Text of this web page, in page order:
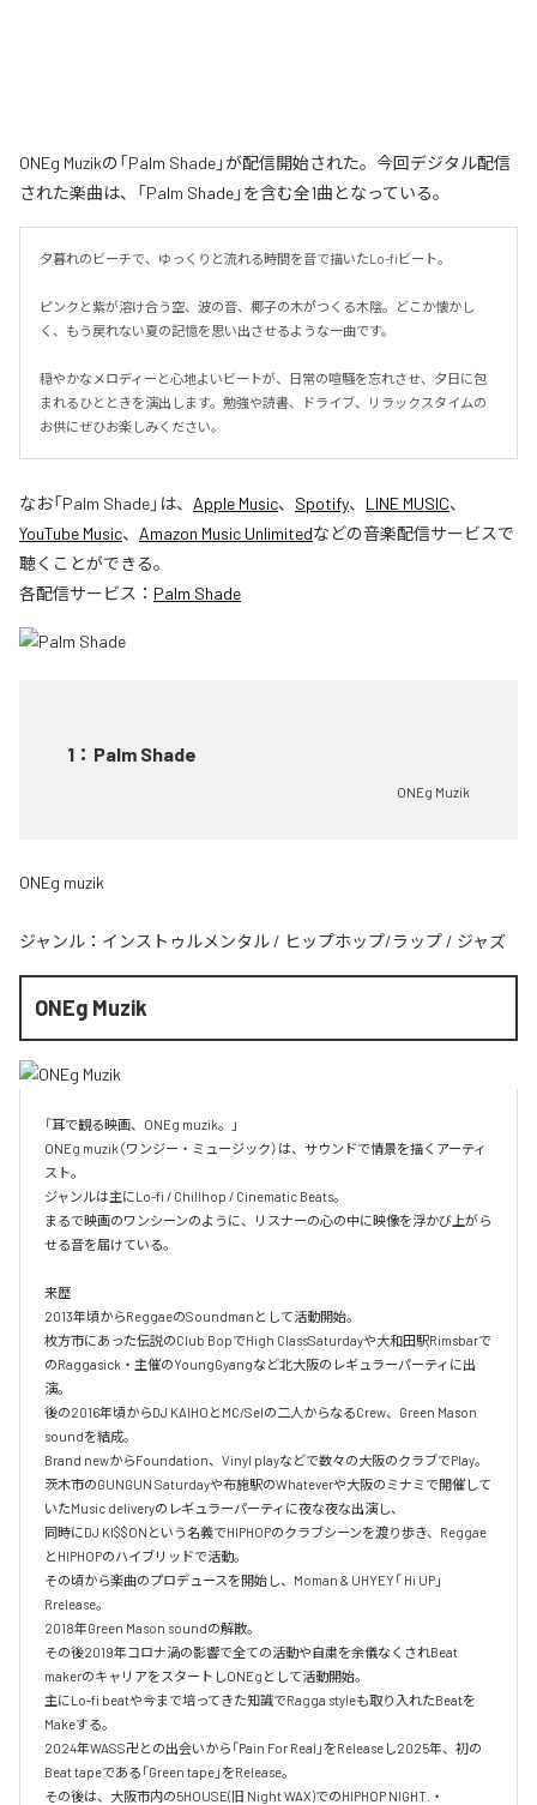
ONEg Muzikの「Palm Shade」が配信開始された。今回デジタル配信
された楽曲は、「Palm Shade」を含む全1曲となっている。
夕暮れのビーチで、ゆっくりと流れる時間を音で描いたLo-fiビート。
ピンクと紫が溶け合う空、波の音、椰子の木がつくる木陰。どこか懐かし
く、もう戻れない夏の記憶を思い出させるような一曲です。
穏やかなメロディーと心地よいビートが、日常の喧騒を忘れさせ、夕日に包
まれるひとときを演出します。勉強や読書、ドライブ、リラックスタイムの
お供にぜひお楽しみください。
なお「Palm Shade」は、 Apple Music、 Spotify、 LINE MUSIC、
YouTube Music、 Amazon Music Unlimitedなどの音楽配信サービスで
聴くことができる。
各配信サービス： Palm Shade
1 ： Palm Shade
ONEg Muzik
ONEg muzik
ジャンル： インストゥルメンタル / ヒップホップ/ラップ / ジャズ
ONEg Muzik
「耳で観る映画、ONEg muzik。」
ONEg muzik（ワンジー・ミュージック）は、サウンドで情景を描くアーティ
スト。
ジャンルは主にLo-fi / Chillhop / Cinematic Beats。
まるで映画のワンシーンのように、リスナーの心の中に映像を浮かび上がら
せる音を届けている。
来歴
2013年頃からReggaeのSoundmanとして活動開始。
枚方市にあった伝説のClub BopでHigh ClassSaturdayや大和田駅Rimsbarで
のRaggasick・主催のYoungGyangなど北大阪のレギュラーパーティに出
演。
後の2016年頃からDJ KAIHOとMC/Selの二人からなるCrew、Green Mason
soundを結成。
Brand newからFoundation、Vinyl playなどで数々の大阪のクラブでPlay。
茨木市のGUNGUN Saturdayや布施駅のWhateverや大阪のミナミで開催して
いたMusic deliveryのレギュラーパーティに夜な夜な出演し、
同時にDJ KI$$ONという名義でHIPHOPのクラブシーンを渡り歩き、Reggae
とHIPHOPのハイブリッドで活動。
その頃から楽曲のプロデュースを開始し、Moman & UHYEY「 Hi UP」
Rrelease。
2018年Green Mason soundの解散。
その後2019年コロナ渦の影響で全ての活動や自粛を余儀なくされBeat
makerのキャリアをスタートしONEgとして活動開始。
主にLo-fi beatや今まで培ってきた知識でRagga styleも取り入れたBeatを
Makeする。
2024年WASS卍との出会いから「Pain For Real」をReleaseし2025年、初の
Beat tapeである「Green tape」をRelease。
その後は、大阪市内の5HOUSE(旧 Night WAX)でのHIPHOP NIGHT.・